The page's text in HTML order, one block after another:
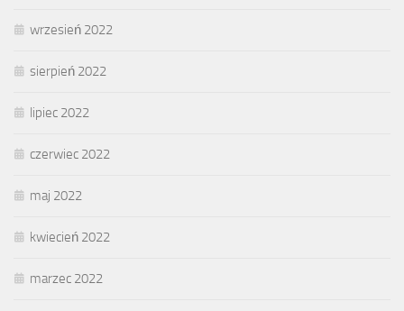
wrzesień 2022
sierpień 2022
lipiec 2022
czerwiec 2022
maj 2022
kwiecień 2022
marzec 2022